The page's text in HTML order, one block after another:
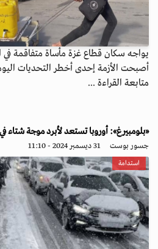
يواجه سكان قطاع غزة مأساة متفاقمة في
أصبحت الأزمة إحدى أخطر التحديات
متابعة القراءة ...
«بلومبيرغ»: أوروبا تستعد لأبرد موجة شتاء
جسور بوست 31 ديسمبر 2024 - 11:10
استدامة